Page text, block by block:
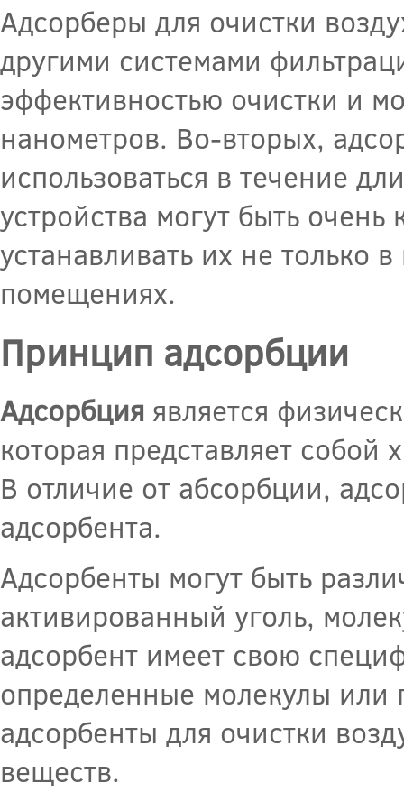
Адсорберы для очистки
другими системами
эффективностью очистки и
нанометров. Во-вторых,
использоваться в течение
устройства могут быть
устанавливать их не
помещениях.
Принцип адсорбции
Адсорбция является
которая представляет
В отличие от абсорбции,
адсорбента.
Адсорбенты могут быть
активированный уголь,
адсорбент имеет свою
определенные молекулы или
адсорбенты для очистки
веществ.